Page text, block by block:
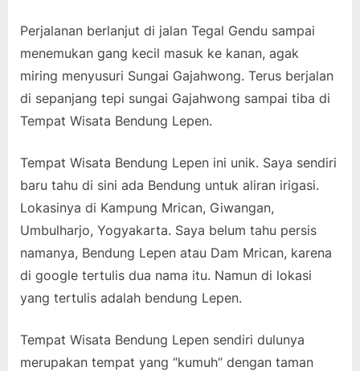
Perjalanan berlanjut di jalan Tegal Gendu sampai
menemukan gang kecil masuk ke kanan, agak
miring menyusuri Sungai Gajahwong. Terus berjalan
di sepanjang tepi sungai Gajahwong sampai tiba di
Tempat Wisata Bendung Lepen.
Tempat Wisata Bendung Lepen ini unik. Saya sendiri
baru tahu di sini ada Bendung untuk aliran irigasi.
Lokasinya di Kampung Mrican, Giwangan,
Umbulharjo, Yogyakarta. Saya belum tahu persis
namanya, Bendung Lepen atau Dam Mrican, karena
di google tertulis dua nama itu. Namun di lokasi
yang tertulis adalah bendung Lepen.
Tempat Wisata Bendung Lepen sendiri dulunya
merupakan tempat yang “kumuh” dengan taman